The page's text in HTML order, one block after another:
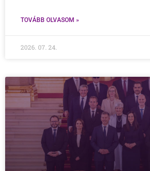
TOVÁBB OLVASOM »
2026. 07. 24.